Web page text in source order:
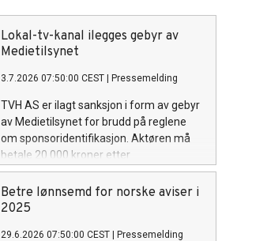
Lokal-tv-kanal ilegges gebyr av
Medietilsynet
3.7.2026 07:50:00 CEST Pressemelding
TVH AS er ilagt sanksjon i form av gebyr
av Medietilsynet for brudd på reglene
om sponsoridentifikasjon. Aktøren må
betale 20 000 kroner etter
regelbruddene.
Betre lønnsemd for norske aviser i
2025
29.6.2026 07:50:00 CEST Pressemelding